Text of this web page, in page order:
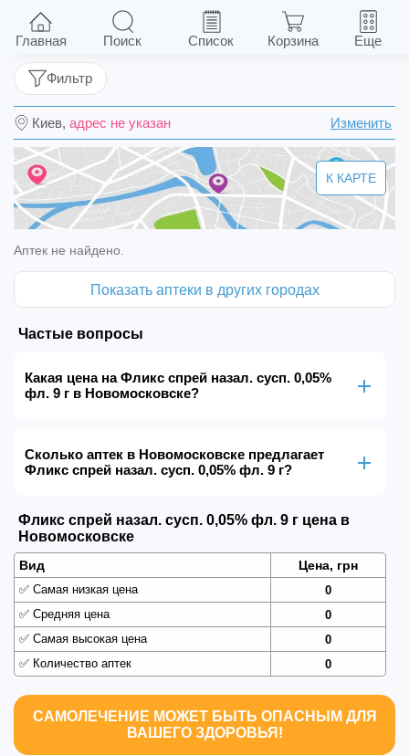
Фликс спрей назал. сусп. 0,05% фл. 9 г
Киев, адрес не указан Изменить
Фильтр
К КАРТЕ
Аптек не найдено.
Показать аптеки в других городах
Частые вопросы
Какая цена на Фликс спрей назал. сусп. 0,05%
фл. 9 г в Новомосковске?
Сколько аптек в Новомосковске предлагает
Фликс спрей назал. сусп. 0,05% фл. 9 г?
Фликс спрей назал. сусп. 0,05% фл. 9 г цена в
Новомосковске
Вид Цена, грн
✅ Самая низкая цена
0
✅ Средняя цена
0
✅ Самая высокая цена
0
✅ Количество аптек 0
САМОЛЕЧЕНИЕ МОЖЕТ БЫТЬ ОПАСНЫМ ДЛЯ
ВАШЕГО ЗДОРОВЬЯ!
Главная Поиск Список Корзина Еще